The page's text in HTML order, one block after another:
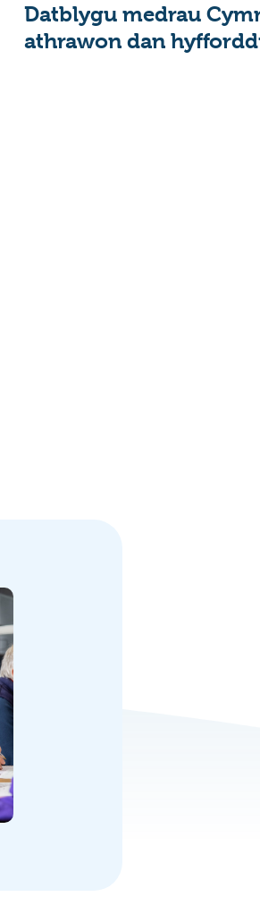
Datblygu medrau
athrawon dan